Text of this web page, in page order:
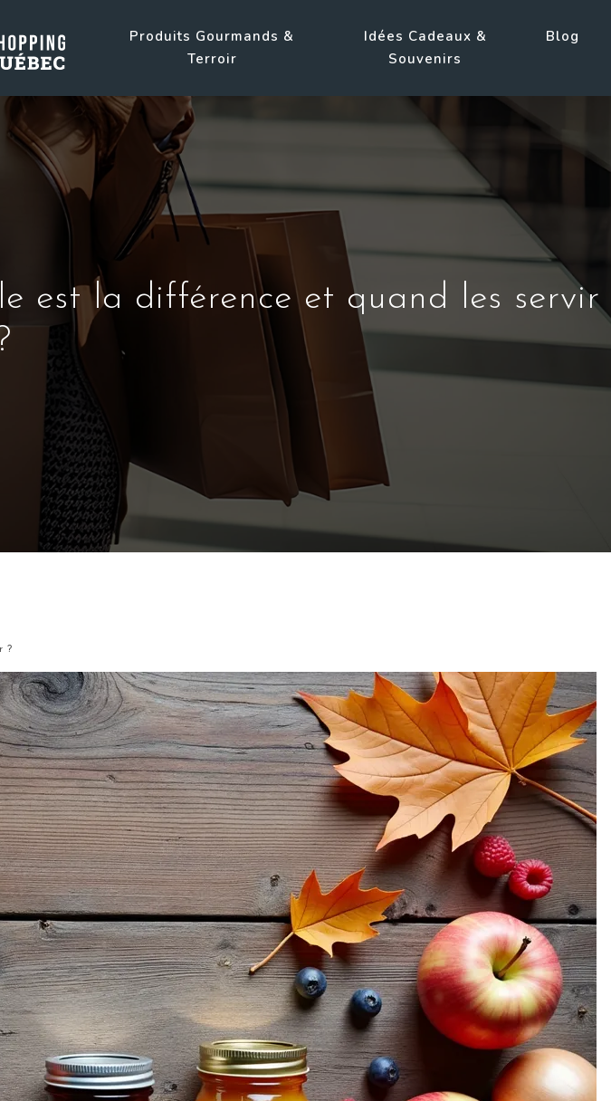
Produits Gourmands &
Terroir
Idées Cadeaux &
Souvenirs
Blog
est la différence et quand les servir
?